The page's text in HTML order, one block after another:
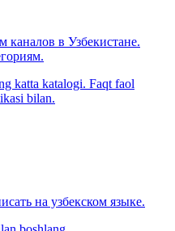
каналов в Узбекистане.
katta katalogi. Faqt faol
bilan.
на узбекском языке.